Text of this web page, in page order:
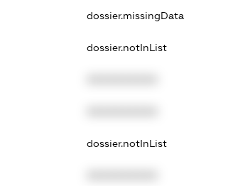
dossier.missingData
dossier.notInList
dossier.notInList